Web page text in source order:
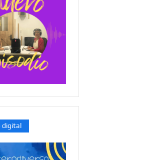
digital